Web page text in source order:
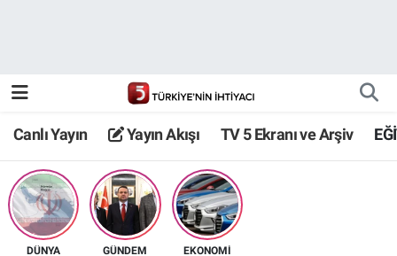
Canlı Yayın Yayın Akışı TV 5 Ekranı ve Arşiv
DÜNYA GÜNDEM EKONOMİ
TV 5 Ekranı ve Arşiv